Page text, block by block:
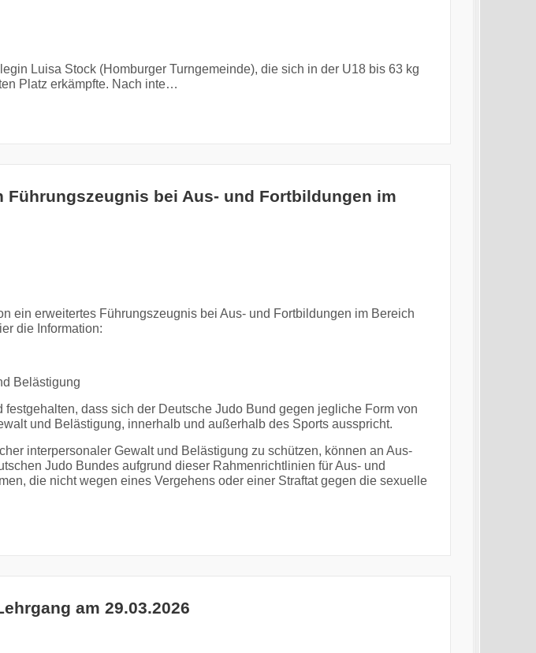
Luisa Stock (Homburger Turngemeinde), die sich in der U18 bis 63 kg
Platz erkämpfte. Nach inte…
Führungszeugnis bei Aus- und Fortbildungen im
ein erweitertes Führungszeugnis bei Aus- und Fortbildungen im Bereich
die Information:
Belästigung
dass sich der Deutsche Judo Bund gegen jegliche Form von
und Belästigung, innerhalb und außerhalb des Sports ausspricht.
interpersonaler Gewalt und Belästigung zu schützen, können an Aus-
Judo Bundes aufgrund dieser Rahmenrichtlinien für Aus- und
die nicht wegen eines Vergehens oder einer Straftat gegen die sexuelle
am 29.03.2026